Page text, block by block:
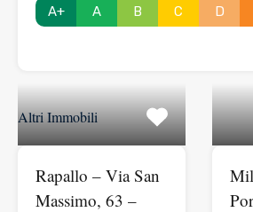
A+ A B C D
Altri Immobili
Rapallo – Via San
Massimo, 63 –